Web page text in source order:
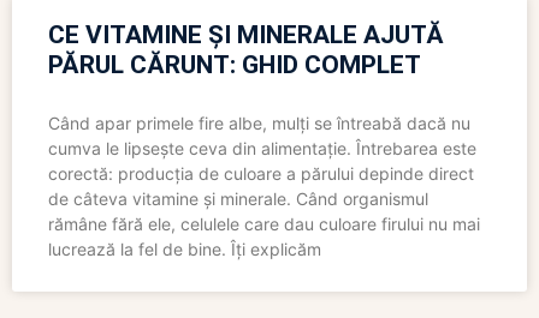
CE VITAMINE ȘI MINERALE AJUTĂ
PĂRUL CĂRUNT: GHID COMPLET
Când apar primele fire albe, mulți se întreabă dacă nu
cumva le lipsește ceva din alimentație. Întrebarea este
corectă: producția de culoare a părului depinde direct
de câteva vitamine și minerale. Când organismul
rămâne fără ele, celulele care dau culoare firului nu mai
lucrează la fel de bine. Îți explicăm